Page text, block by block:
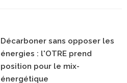
Décarboner sans opposer les
énergies : l'OTRE prend
position pour le mix-
énergétique